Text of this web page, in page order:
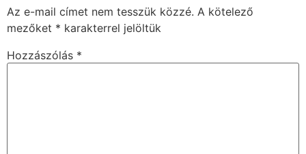
Az e-mail címet nem tesszük közzé. A kötelező
mezőket * karakterrel jelöltük
Hozzászólás *